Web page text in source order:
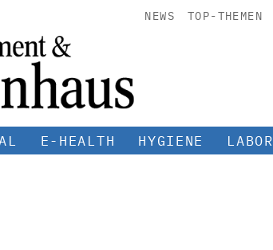
NEWS TOP-THEMEN
E-HEALTH HYGIENE LABOR